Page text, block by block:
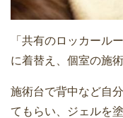
「共有のロッカール
に着替え、個室の施術
施術台で背中など自
てもらい、ジェルを